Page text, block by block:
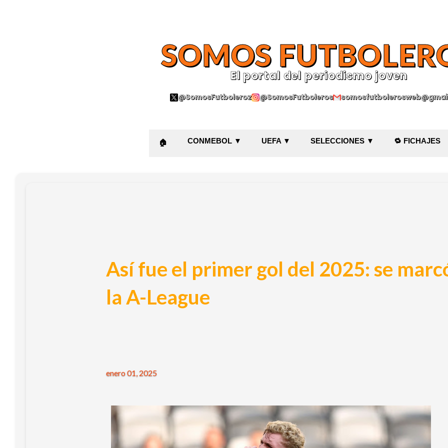
SOMOS
El portal del periodismo joven
@SomosFutboleroz @SomosFutboleros
🏠 CONMEBOL ▼ UEFA ▼ SELECCIONES ▼ 🔁 FICHAJES
Así fue el primer gol del 2025: se
la A-League
enero 01, 2025